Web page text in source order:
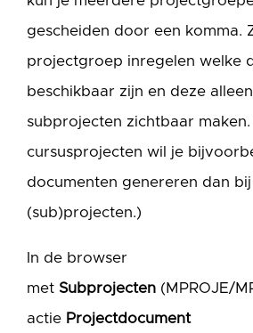
gescheiden door een komma.
projectgroep inregelen welke
beschikbaar zijn en deze
subprojecten zichtbaar maken.
cursusprojecten wil je
documenten genereren dan bij
(sub)projecten.)
In de browser
met Subprojecten (MPROJE/
actie Projectdocument